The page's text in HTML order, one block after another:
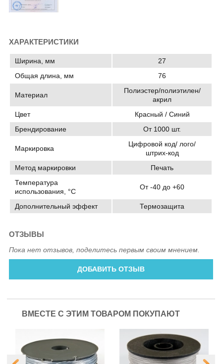
ХАРАКТЕРИСТИКИ
Ширина, мм
27
Общая длина, мм
76
Материал
Полиэстер/полиэтилен/
акрил
Цвет
Красный / Синий
Брендирование
От 1000 шт.
Маркировка
Цифровой код/ лого/
штрих-код
Метод маркировки
Печать
Температура
использования, °C
От -40 до +60
Дополнительный эффект Термозащита
ОТЗЫВЫ
Пока нет отзывов, поделитесь первым своим мнением.
ДОБАВИТЬ ОТЗЫВ
ВМЕСТЕ С ЭТИМ ТОВАРОМ ПОКУПАЮТ